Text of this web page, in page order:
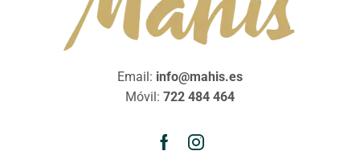
Email: info@mahis.es
Móvil: 722 484 464